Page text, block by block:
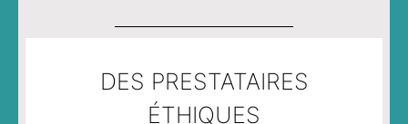
DES PRESTATAIRES
ÉTHIQUES